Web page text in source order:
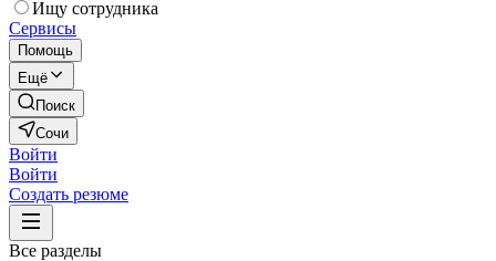
Ищу сотрудника
Сервисы
Помощь
Ещё
Поиск
Сочи
Войти
Войти
Создать резюме
Все разделы